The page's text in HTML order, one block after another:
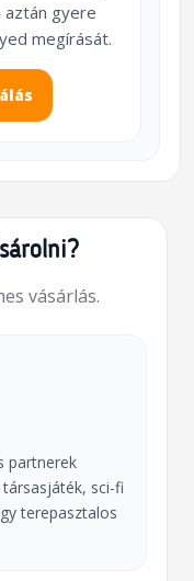
gyere
megírását.
vásárlás.
partnerek
sci-fi
terepasztalos